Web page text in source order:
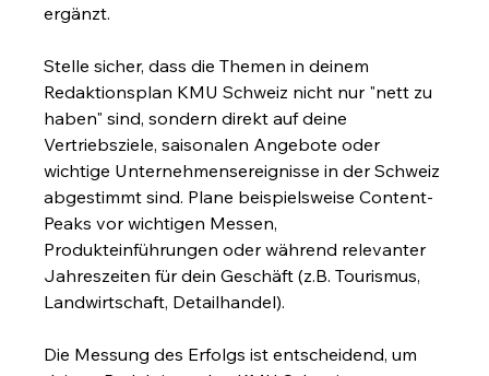
ergänzt.
Stelle sicher, dass die Themen in deinem
Redaktionsplan KMU Schweiz nicht nur "nett zu
haben" sind, sondern direkt auf deine
Vertriebsziele, saisonalen Angebote oder
wichtige Unternehmensereignisse in der Schweiz
abgestimmt sind. Plane beispielsweise Content-
Peaks vor wichtigen Messen,
Produkteinführungen oder während relevanter
Jahreszeiten für dein Geschäft (z.B. Tourismus,
Landwirtschaft, Detailhandel).
Die Messung des Erfolgs ist entscheidend, um